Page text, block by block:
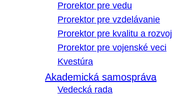
Prorektor pre vedu
Prorektor pre vzdelávanie
Prorektor pre kvalitu a rozvoj
Prorektor pre vojenské veci
Kvestúra
Akademická samospráva
Vedecká rada